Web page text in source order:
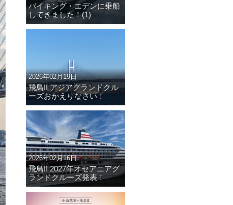
バイキング・エデンに乗船
してきました！(1)
2026年02月19日
飛鳥II アジアグランドクル
ーズおかえりなさい！
2026年02月16日
飛鳥II 2027年オセアニアグ
ランドクルーズ発表！